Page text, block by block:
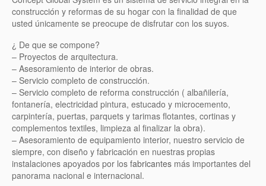
BAÑOS
SALONES
DORMITORIOS
JUVENIL
INFANTILES
SOFÁS Y BUTACAS
MESAS Y SILLAS
COMPLEMENTOS
construcción y reformas de su hogar con la finalidad de que
usted únicamente se preocupe de disfrutar con los suyos.
¿ De que se compone?
– Proyectos de arquitectura.
– Asesoramiento de interior de obras.
– Servicio completo de construcción.
– Servicio completo de reforma construcción ( albañilería,
fontanería, electricidad pintura, estucado y microcemento,
carpintería, puertas, parquets y tarimas flotantes, cortinas y
complementos textiles, limpieza al finalizar la obra).
– Asesoramiento de equipamiento interior, nuestro servicio de
siempre, con diseño y fabricación en nuestras propias
instalaciones apoyados por los fabricantes más importantes del
panorama nacional e internacional.